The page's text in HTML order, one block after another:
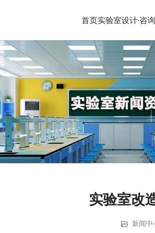
首页实验室设计·咨询
实验室改
新闻中